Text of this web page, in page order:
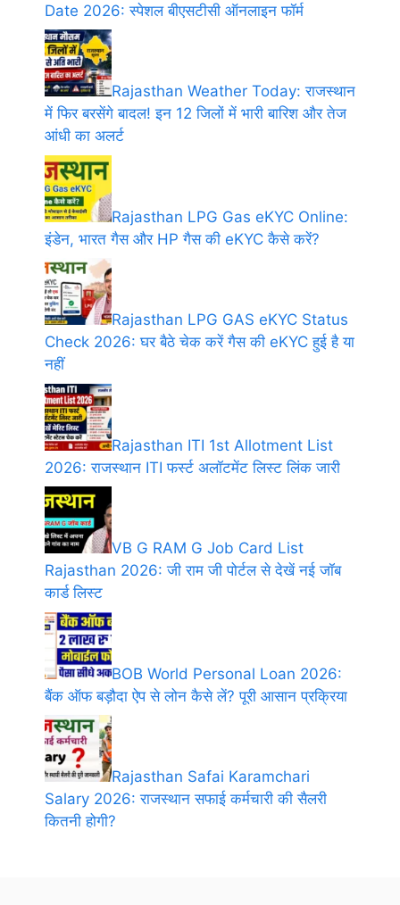
Date 2026: स्पेशल बीएसटीसी ऑनलाइन फॉर्म
Rajasthan Weather Today: राजस्थान
में फिर बरसेंगे बादल! इन 12 जिलों में भारी बारिश और तेज
आंधी का अलर्ट
Rajasthan LPG Gas eKYC Online:
इंडेन, भारत गैस और HP गैस की eKYC कैसे करें?
Rajasthan LPG GAS eKYC Status
Check 2026: घर बैठे चेक करें गैस की eKYC हुई है या
नहीं
Rajasthan ITI 1st Allotment List
2026: राजस्थान ITI फर्स्ट अलॉटमेंट लिस्ट लिंक जारी
VB G RAM G Job Card List
Rajasthan 2026: जी राम जी पोर्टल से देखें नई जॉब
कार्ड लिस्ट
BOB World Personal Loan 2026:
बैंक ऑफ बड़ौदा ऐप से लोन कैसे लें? पूरी आसान प्रक्रिया
Rajasthan Safai Karamchari
Salary 2026: राजस्थान सफाई कर्मचारी की सैलरी
कितनी होगी?